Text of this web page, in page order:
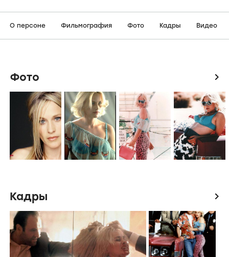
О персоне Фильмография Фото Кадры Видео
Фото icon
Кадры icon